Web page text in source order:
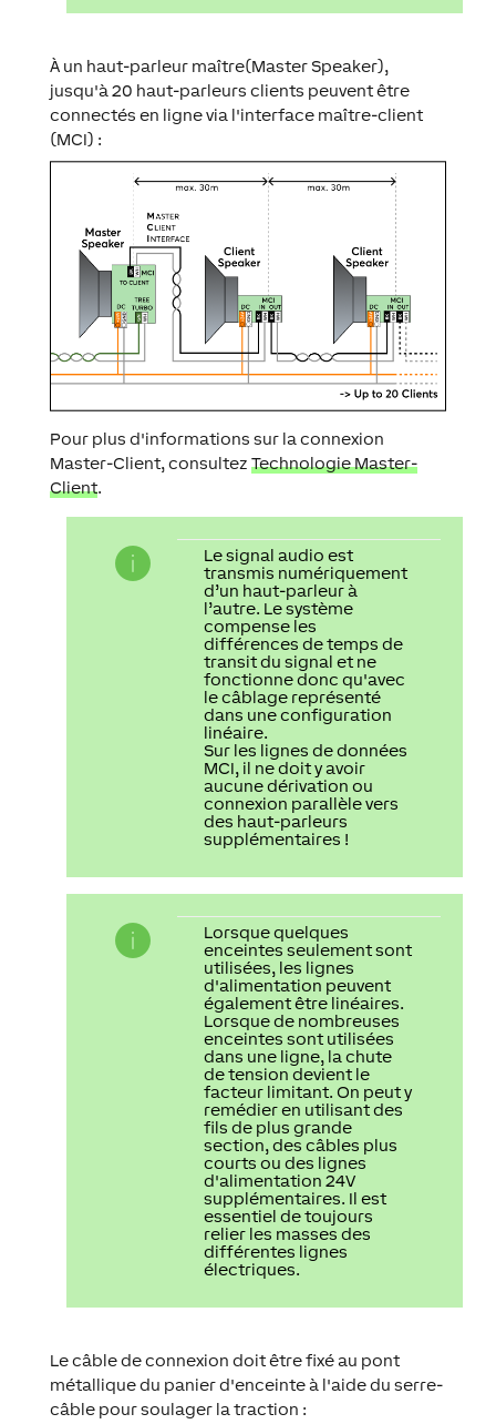
À un haut-parleur maître(Master Speaker),
jusqu'à 20 haut-parleurs clients peuvent être
connectés en ligne via l'interface maître-client
(MCI) :
Pour plus d'informations sur la connexion
Master-Client, consultez Technologie Master-
Client.
Le signal audio est
transmis numériquement
d’un haut-parleur à
l’autre. Le système
compense les
différences de temps de
transit du signal et ne
fonctionne donc qu'avec
le câblage représenté
dans une configuration
linéaire.
Sur les lignes de données
MCI, il ne doit y avoir
aucune dérivation ou
connexion parallèle vers
des haut-parleurs
supplémentaires !
Lorsque quelques
enceintes seulement sont
utilisées, les lignes
d'alimentation peuvent
également être linéaires.
Lorsque de nombreuses
enceintes sont utilisées
dans une ligne, la chute
de tension devient le
facteur limitant. On peut y
remédier en utilisant des
fils de plus grande
section, des câbles plus
courts ou des lignes
d'alimentation 24V
supplémentaires. Il est
essentiel de toujours
relier les masses des
différentes lignes
électriques.
Le câble de connexion doit être fixé au pont
métallique du panier d'enceinte à l'aide du serre-
câble pour soulager la traction :